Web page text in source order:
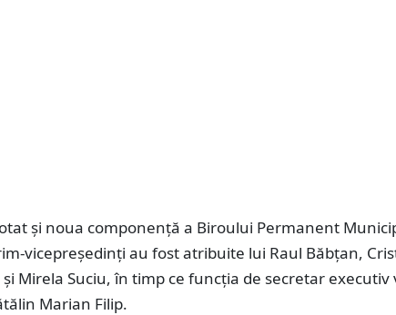
și noua componență a Biroului Permanent
vicepreședinți au fost atribuite lui Raul Băbțan,
Mirela Suciu, în timp ce funcția de secretar executiv
Marian Filip.